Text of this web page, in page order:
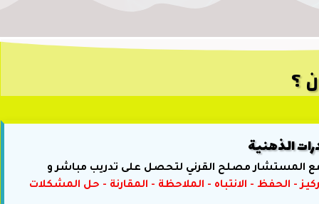
؟
الذهنية
المستشار مصلح القرني لتحصل على تدريب مباشر و
- الحفظ - الانتباه - الملاحظة - المقارنة - حل المشكلات